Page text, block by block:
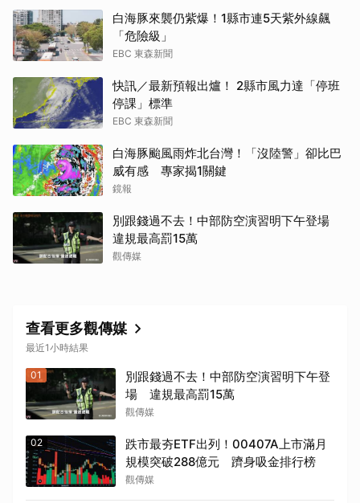
白海豚來襲仍紫爆！1縣市連5天紫外線飆
「危險級」
EBC 東森新聞
快訊／最新預報出爐！ 2縣市風力達「停班
停課」標準
EBC 東森新聞
白海豚颱風雨炸北台灣！「沒陸警」卻比巴
威有感 專家揭1關鍵
鏡報
別跟錢過不去！中部防空演習明下午登場
違規最高罰15萬
觀傳媒
查看更多觀傳媒
最近1小時結果
01
別跟錢過不去！中部防空演習明下午登
場 違規最高罰15萬
觀傳媒
02
跌市最夯ETF出列！00407A上市滿月
規模突破288億元 躋身吸金排行榜
觀傳媒